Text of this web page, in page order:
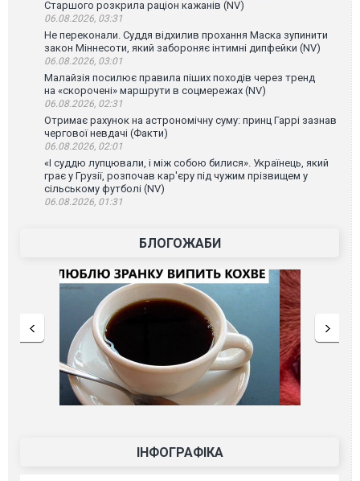
Старшого розкрила раціон кажанів (NV)
06.08.2026, 03:31
Не переконали. Суддя відхилив прохання Маска зупинити
закон Міннесоти, який забороняє інтимні дипфейки (NV)
06.08.2026, 03:01
Малайзія посилює правила піших походів через тренд
на «скорочені» маршрути в соцмережах (NV)
06.08.2026, 02:31
Отримає рахунок на астрономічну суму: принц Гаррі зазнав
чергової невдачі (Факти)
06.08.2026, 02:01
«І суддю лупцювали, і між собою билися». Українець, який
грає у Грузії, розпочав кар'єру під чужим прізвищем у
сільському футболі (NV)
06.08.2026, 01:31
БЛОГОЖАБИ
ІНФОГРАФІКА